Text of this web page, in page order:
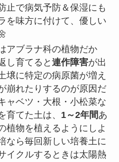
止で病気予防＆保湿にも
を味方に付けて、優しい
アブラナ科の植物だか
し育てると 連作障害が出
壌に特定の病原菌が増え
崩れたりするのが原因だ
ャベツ・大根・小松菜な
育てた土は、 1～2年間あ
植物を植えるようにしよ
なら毎回新しい培養土に
イクルするときは太陽熱